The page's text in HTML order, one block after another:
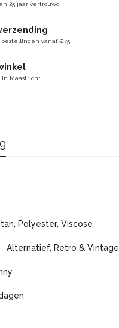
25 jaar vertrouwd
bestellingen vanaf €75
in Maastricht
Polyester, Viscose
Alternatief, Retro & Vintage